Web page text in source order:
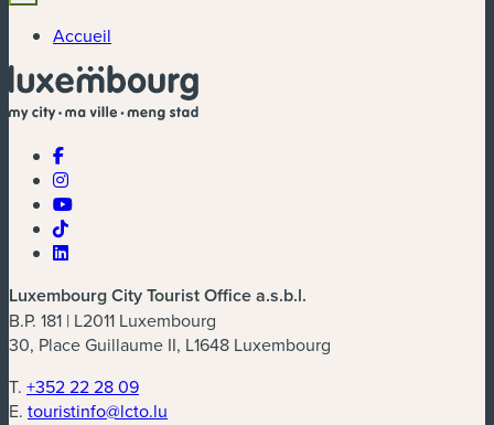
Accueil
Luxembourg City Tourist Office a.s.b.l.
B.P. 181 | L2011 Luxembourg
30, Place Guillaume II, L1648 Luxembourg
T. +352 22 28 09
E. touristinfo@lcto.lu